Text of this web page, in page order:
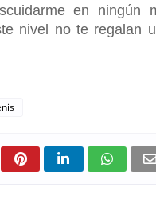
en ningún
nivel no te regalan